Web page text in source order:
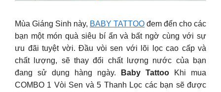
Mùa Giáng Sinh này, BABY TATTOO đem đến cho các
bạn một món quà siêu bí ẩn và bất ngờ cùng với sự
ưu đãi tuyệt vời. Đầu vòi sen với lõi lọc cao cấp và
chất lượng, sẽ thay đổi chất lượng nước của bạn
đang sử dụng hàng ngày.
Baby Tattoo
Khi mua
COMBO 1 Vòi Sen và 5 Thanh Lọc các bạn sẽ được